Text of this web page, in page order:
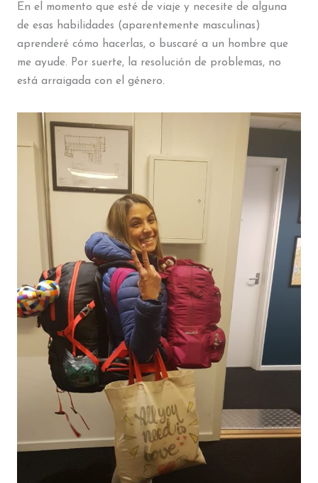
En el momento que esté de viaje y necesite de alguna
de esas habilidades (aparentemente masculinas)
aprenderé cómo hacerlas, o buscaré a un hombre que
me ayude. Por suerte, la resolución de problemas, no
está arraigada con el género.